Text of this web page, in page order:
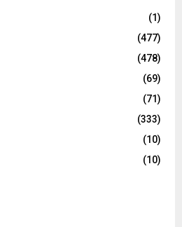
(1)
(477)
(478)
(69)
(71)
(333)
(10)
(10)